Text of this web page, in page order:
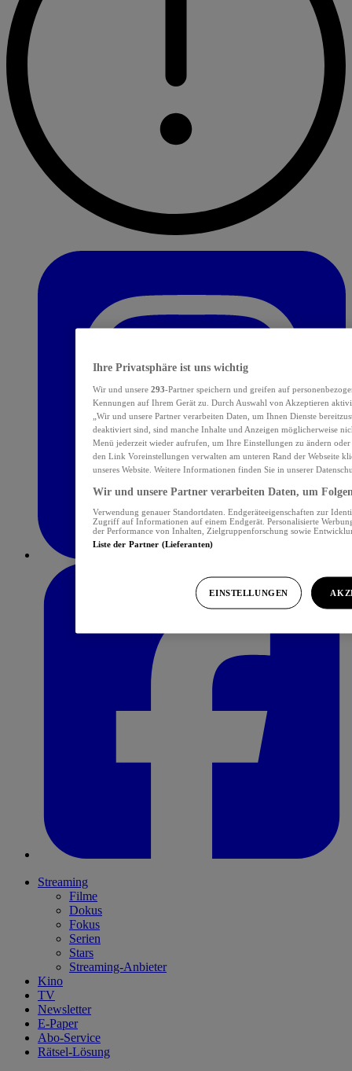
Streaming
Filme
Dokus
Fokus
Serien
Stars
Streaming-Anbieter
Kino
TV
Newsletter
E-Paper
Abo-Service
Rätsel-Lösung
Ihre Privatsphäre ist uns wichtig
Wir und unsere 293-Partner speichern und greifen auf
Kennungen auf Ihrem Gerät zu. Durch Auswahl von Akzeptieren
„Wir und unsere Partner verarbeiten Daten, um Ihnen Dienste
deaktiviert sind, sind manche Inhalte und Anzeigen möglicherweise
Menü jederzeit wieder aufrufen, um Ihre Einstellungen zu ändern
den Link Voreinstellungen verwalten am unteren Rand der Webseite
unseres Website. Weitere Informationen finden Sie in unserer
Wir und unsere Partner verarbeiten Daten, um
Verwendung genauer Standortdaten. Endgeräteeigenschaften zur
Zugriff auf Informationen auf einem Endgerät. Personalisierte
der Performance von Inhalten, Zielgruppenforschung sowie
Liste der Partner (Lieferanten)
EINSTELLUNGEN